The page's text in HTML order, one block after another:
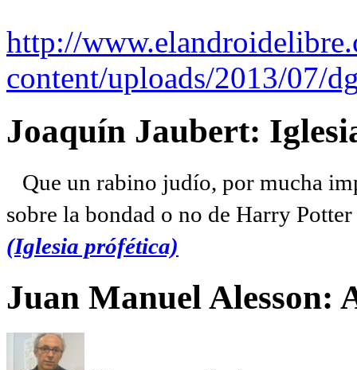
http://
content/uploads/2013/07/
Joaquín Jaubert:
Que un rabino judío, por mucha
sobre la bondad o no de Harry
(Iglesia prófética)
Juan Manuel Alesson: